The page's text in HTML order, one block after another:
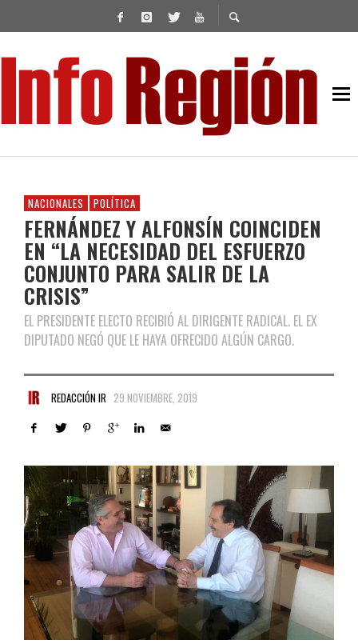
NACIONALES POLÍTICA
FERNÁNDEZ Y ALFONSÍN COINCIDEN
EN “LA NECESIDAD DEL ESFUERZO
CONJUNTO PARA SALIR DE LA
CRISIS”
EL PRESIDENTE ELECTO RECIBIÓ AL DIRIGENTE RADICAL. EL EX
DIPUTADO NEGÓ QUE LE HAYA OFRECIDO ALGÚN CARGO.
REDACCIÓN IR 29 NOVIEMBRE, 2019